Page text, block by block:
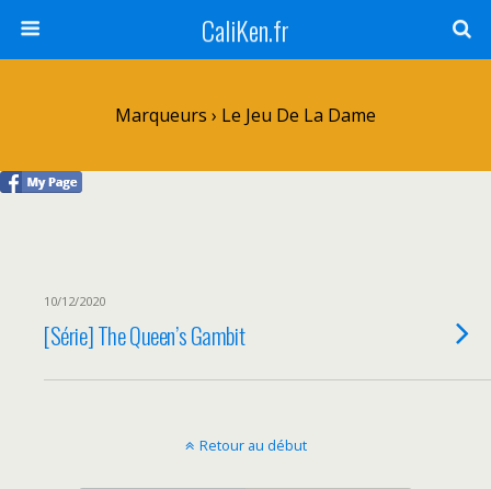
CaliKen.fr
Marqueurs › Le Jeu De La Dame
10/12/2020
[Série] The Queen’s Gambit
Retour au début